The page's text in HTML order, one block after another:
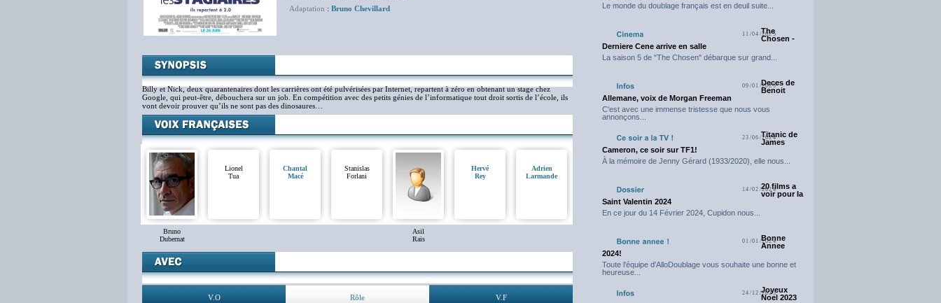
Adaptation : Bruno Chevillard
Billy et Nick, deux quarantenaires dont les carrières ont été pulvérisées par Internet, repartent à zéro en obtenant un stage chez
Google, qui peut-être, débouchera sur un job. En compétition avec des petits génies de l’informatique tout droit sortis de l’école, ils
vont devoir prouver qu’ils ne sont pas des dinosaures…
Bruno
Dubernat
Lionel
Tua
Chantal
Macé
Stanislas
Forlani
Asil
Rais
Hervé
Rey
Adrien
Larmande
V.O Rôle V.F
Le monde du doublage français est en deuil suite...
11/04/2025
The
Chosen -
Derniere Cene arrive en salle
La saison 5 de "The Chosen" débarque sur grand...
09/01/2025Deces de
Benoit
Allemane, voix de Morgan Freeman
C'est avec une immense tristesse que nous vous
annonçons...
23/06/2024Titanic de
James
Cameron, ce soir sur TF1!
À la mémoire de Jenny Gérard (1933/2020), elle nous...
14/02/202420 films a
voir pour la
Saint Valentin 2024
En ce jour du 14 Février 2024, Cupidon nous...
01/01/2024
Bonne
Annee
2024!
Toute l'équipe d'AlloDoublage vous souhaite une bonne et
heureuse...
24/12/2023
Joyeux
Noel 2023